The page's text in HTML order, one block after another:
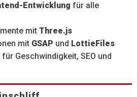
Entwicklung für alle
mit Three.js
mit GSAP und LottieFiles
Geschwindigkeit, SEO und